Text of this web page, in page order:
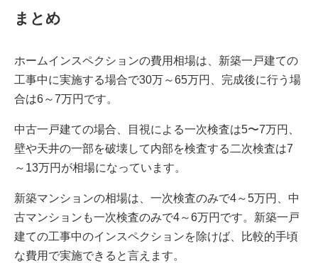
まとめ
ホームインスペクションの費用相場は、新築一戸建ての
工事中に実施する場合で30万～65万円、完成後に行う場
合は6～7万円です。
中古一戸建ての場合、目視による一次検査は5〜7万円、
壁や天井の一部を破壊して内部を検査する二次検査は7
～13万円が相場になっています。
新築マンションの相場は、一次検査のみで4～5万円、中
古マンションも一次検査のみで4～6万円です。新築一戸
建ての工事中のインスペクションを除けば、比較的手頃
な費用で実施できると言えます。